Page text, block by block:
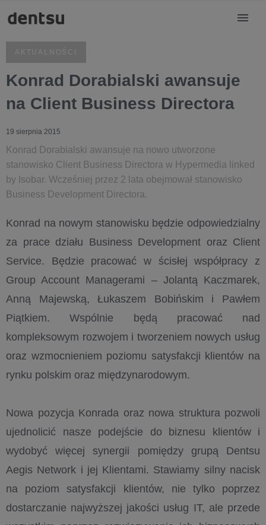
AKTUALNOŚCI
Konrad Dorabialski awansuje
na Client Business Directora
19 sierpnia 2015
Konrad Dorabialski awansuje na nowo utworzone
stanowisko Client Business Directora w Hypermedia linked
by Isobar. Wcześniej przez 2 lata obejmował stanowisko
Business Development Directora.
Konrad na nowym stanowisku będzie odpowiedzialny
za prace działu Business Development oraz Client
Service. Będzie pracować w ścisłej współpracy z
Group Account Managerami – Jolantą Kaczmarek,
Anną Majewską, Łukaszem Bobińskim i Pawłem
Piątkiem. Wspólnie będą pracować nad
kompleksowym rozwojem i tworzeniem nowych usług
oraz wzmocnieniem poziomu satysfakcji klientów na
rynku polskim oraz międzynarodowym.
Nowa pozycja Konrada oraz nowa struktura pozwoli
ujednolicić nasze podejście do biznesu klientów i
wydobyć więcej synergii pomiędzy grupą Dentsu
Aegis Network i jej Klientami. Stawiamy silny nacisk
na poziom satysfakcji klientów, nie tylko poprzez
dostarczanie najwyższej jakości usług IT, ale przede